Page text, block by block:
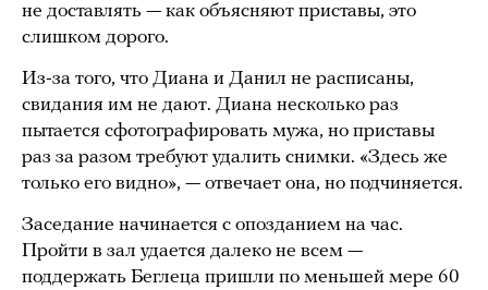
не доставлять — как объясняют приставы, это
слишком дорого.
Из-за того, что Диана и Данил не расписаны,
свидания им не дают. Диана несколько раз
пытается сфотографировать мужа, но приставы
раз за разом требуют удалить снимки. «Здесь же
только его видно», — отвечает она, но подчиняется.
Заседание начинается с опозданием на час.
Пройти в зал удается далеко не всем —
поддержать Беглеца пришли по меньшей мере 60